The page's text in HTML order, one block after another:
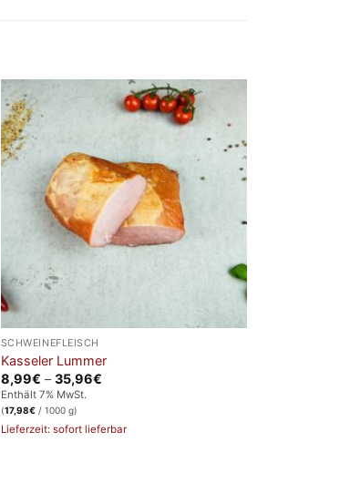
SCHWEINEFLEISCH
Kasseler Lummer
8,99€ –35,96€Preisspanne:
Enthält 7% MwSt.
(17,98€/ 1000 g)
Lieferzeit: sofort lieferbar